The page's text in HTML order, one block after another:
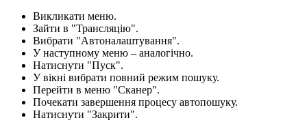
Викликати меню.
Зайти в "Трансляцію".
Вибрати "Автоналаштування".
У наступному меню – аналогічно.
Натиснути "Пуск".
У вікні вибрати повний режим пошуку.
Перейти в меню "Сканер".
Почекати завершення процесу автопошуку.
Натиснути "Закрити".